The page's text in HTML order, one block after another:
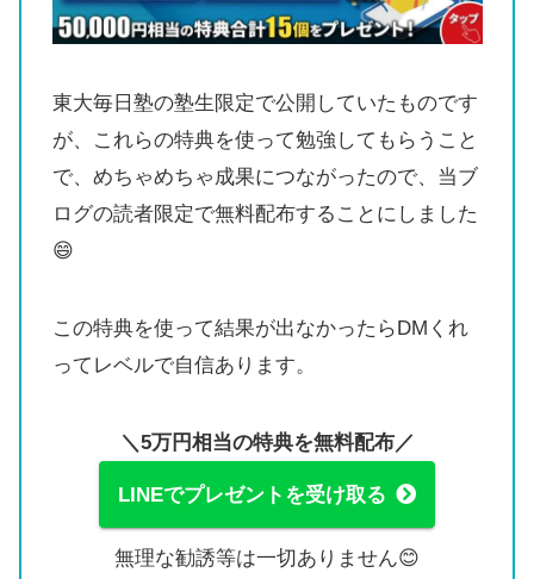
東大毎日塾の塾生限定で公開していたものです
が、これらの特典を使って勉強してもらうこと
で、めちゃめちゃ成果につながったので、当ブ
ログの読者限定で無料配布することにしました
😄
この特典を使って結果が出なかったらDMくれ
ってレベルで自信あります。
＼5万円相当の特典を無料配布／
LINEでプレゼントを受け取る
無理な勧誘等は一切ありません😊